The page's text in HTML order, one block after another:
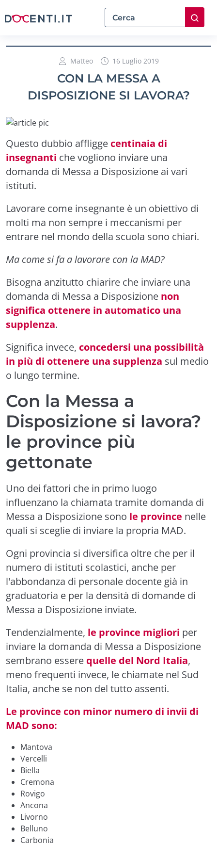
Matteo 16 Luglio 2019
CON LA MESSA A
DISPOSIZIONE SI LAVORA?
Questo dubbio affligge centinaia di
insegnanti che vogliono inviare una
domanda di Messa a Disposizione ai vari
istituti.
Lavorare come insegnante è un obiettivo di
molti ma non sempre i meccanismi per
entrare nel mondo della scuola sono chiari.
Ma come si fa a lavorare con la MAD?
Bisogna anzitutto chiarire che inviare una
domanda di Messa a Disposizione non
significa ottenere in automatico una
supplenza.
Significa invece, concedersi una possibilità
in più di ottenere una supplenza sul medio
o lungo termine.
Con la Messa a
Disposizione si lavora?
le province più
gettonate
Uno dei fattori che in primo luogo
influenzano la chiamata tramite domanda di
Messa a Disposizione sono le province nelle
quali si sceglie di inviare la propria MAD.
Ogni provincia si diversifica oltre che per il
numero di istituti scolastici, anche per
l'abbondanza di personale docente già in
graduatoria e per la densità di domande di
Messa a Disposizione inviate.
Tendenzialmente, le province migliori per
inviare la domanda di Messa a Disposizione
sembrano essere quelle del Nord Italia,
meno frequenti invece, le chiamate nel Sud
Italia, anche se non del tutto assenti.
Le province con minor numero di invii di
MAD sono:
Mantova
Vercelli
Biella
Cremona
Rovigo
Ancona
Livorno
Belluno
Carbonia